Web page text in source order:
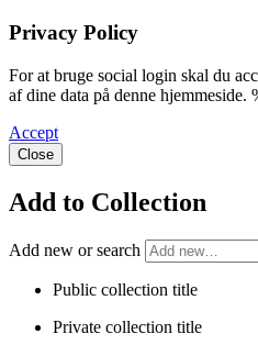
Privacy Policy
For at bruge social login skal du
af dine data på denne
Accept
Close
Add to Collection
Add new or search
Public collection title
Private collection title